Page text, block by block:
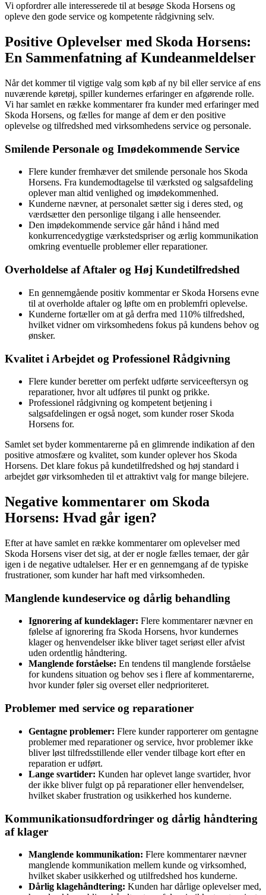
Vi opfordrer alle interesserede til at besøge Skoda Horsens og
opleve den gode service og kompetente rådgivning selv.
Positive Oplevelser med Skoda Horsens:
En Sammenfatning af Kundeanmeldelser
Når det kommer til vigtige valg som køb af ny bil eller service af ens
nuværende køretøj, spiller kundernes erfaringer en afgørende rolle.
Vi har samlet en række kommentarer fra kunder med erfaringer med
Skoda Horsens, og fælles for mange af dem er den positive
oplevelse og tilfredshed med virksomhedens service og personale.
Smilende Personale og Imødekommende Service
Flere kunder fremhæver det smilende personale hos Skoda
Horsens. Fra kundemodtagelse til værksted og salgsafdeling
oplever man altid venlighed og imødekommenhed.
Kunderne nævner, at personalet sætter sig i deres sted, og
værdsætter den personlige tilgang i alle henseender.
Den imødekommende service går hånd i hånd med
konkurrencedygtige værkstedspriser og ærlig kommunikation
omkring eventuelle problemer eller reparationer.
Overholdelse af Aftaler og Høj Kundetilfredshed
En gennemgående positiv kommentar er Skoda Horsens evne
til at overholde aftaler og løfte om en problemfri oplevelse.
Kunderne fortæller om at gå derfra med 110% tilfredshed,
hvilket vidner om virksomhedens fokus på kundens behov og
ønsker.
Kvalitet i Arbejdet og Professionel Rådgivning
Flere kunder beretter om perfekt udførte serviceeftersyn og
reparationer, hvor alt udføres til punkt og prikke.
Professionel rådgivning og kompetent betjening i
salgsafdelingen er også noget, som kunder roser Skoda
Horsens for.
Samlet set byder kommentarerne på en glimrende indikation af den
positive atmosfære og kvalitet, som kunder oplever hos Skoda
Horsens. Det klare fokus på kundetilfredshed og høj standard i
arbejdet gør virksomheden til et attraktivt valg for mange bilejere.
Negative kommentarer om Skoda
Horsens: Hvad går igen?
Efter at have samlet en række kommentarer om oplevelser med
Skoda Horsens viser det sig, at der er nogle fælles temaer, der går
igen i de negative udtalelser. Her er en gennemgang af de typiske
frustrationer, som kunder har haft med virksomheden.
Manglende kundeservice og dårlig behandling
Ignorering af kundeklager: Flere kommentarer nævner en
følelse af ignorering fra Skoda Horsens, hvor kundernes
klager og henvendelser ikke bliver taget seriøst eller afvist
uden ordentlig håndtering.
Manglende forståelse: En tendens til manglende forståelse
for kundens situation og behov ses i flere af kommentarerne,
hvor kunder føler sig overset eller nedprioriteret.
Problemer med service og reparationer
Gentagne problemer: Flere kunder rapporterer om gentagne
problemer med reparationer og service, hvor problemer ikke
bliver løst tilfredsstillende eller vender tilbage kort efter en
reparation er udført.
Lange svartider: Kunden har oplevet lange svartider, hvor
der ikke bliver fulgt op på reparationer eller henvendelser,
hvilket skaber frustration og usikkerhed hos kunderne.
Kommunikationsudfordringer og dårlig håndtering
af klager
Manglende kommunikation: Flere kommentarer nævner
manglende kommunikation mellem kunde og virksomhed,
hvilket skaber usikkerhed og utilfredshed hos kunderne.
Dårlig klagehåndtering: Kunden har dårlige oplevelser med,